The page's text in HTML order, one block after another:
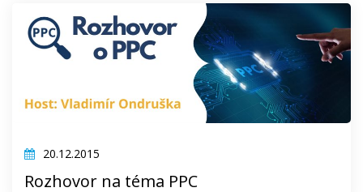
20.12.2015
Rozhovor na téma PPC